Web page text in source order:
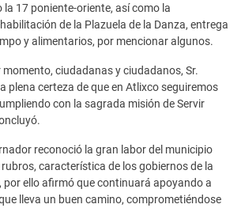
17 poniente-oriente, así como la
de la Plazuela de la Danza, entrega
y alimentarios, por mencionar algunos.
momento, ciudadanas y ciudadanos, Sr.
plena certeza de que en Atlixco seguiremos
con la sagrada misión de Servir
reconoció la gran labor del municipio
característica de los gobiernos de la
ello afirmó que continuará apoyando a
lleva un buen camino, comprometiéndose